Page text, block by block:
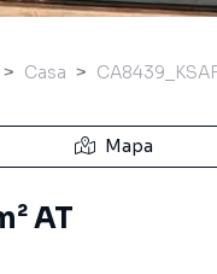
Casa
Mapa
AT